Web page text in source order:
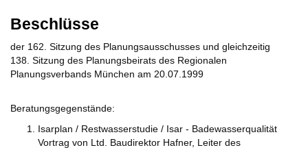
Beschlüsse
der 162. Sitzung des Planungsausschusses und gleichzeitig
138. Sitzung des Planungsbeirats des Regionalen
Planungsverbands München am 20.07.1999
Beratungsgegenstände:
Isarplan / Restwasserstudie / Isar - Badewasserqualität
Vortrag von Ltd. Baudirektor Hafner, Leiter des